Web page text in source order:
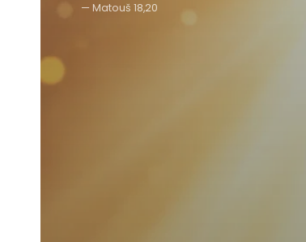
Matouš 18,20